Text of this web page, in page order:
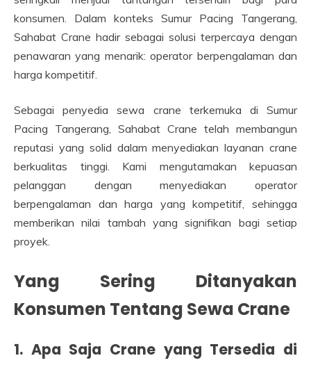
konsumen. Dalam konteks Sumur Pacing Tangerang,
Sahabat Crane hadir sebagai solusi terpercaya dengan
penawaran yang menarik: operator berpengalaman dan
harga kompetitif.
Sebagai penyedia sewa crane terkemuka di Sumur
Pacing Tangerang, Sahabat Crane telah membangun
reputasi yang solid dalam menyediakan layanan crane
berkualitas tinggi. Kami mengutamakan kepuasan
pelanggan dengan menyediakan operator
berpengalaman dan harga yang kompetitif, sehingga
memberikan nilai tambah yang signifikan bagi setiap
proyek.
Yang Sering Ditanyakan
Konsumen Tentang Sewa Crane
1. Apa Saja Crane yang Tersedia di